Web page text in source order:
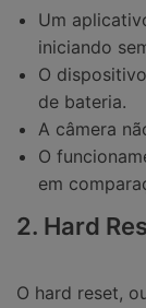
Um
iniciando
O
de bateria.
A câmera
O
em
2. Hard
O hard reset,